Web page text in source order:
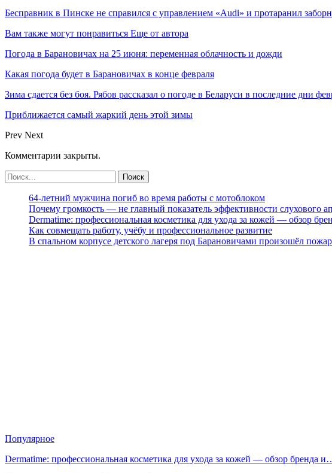
Бесправник в Пинске не справился с управлением «Audi» и протаранил
Вам также могут понравиться Еще от автора
Погода в Барановичах на 25 июня: переменная облачность и дожди
Какая погода будет в Барановичах в конце февраля
Зима сдается без боя. Рябов рассказал о погоде в Беларуси в последние дни
Приближается самый жаркий день этой зимы
Prev Next
Комментарии закрыты.
64-летний мужчина погиб во время работы с мотоблоком
Почему громкость — не главный показатель эффективности слухового
Dermatime: профессиональная косметика для ухода за кожей — обзор
Как совмещать работу, учёбу и профессиональное развитие
В спальном корпусе детского лагеря под Барановичами произошёл пожар
Популярное
Dermatime: профессиональная косметика для ухода за кожей — обзор бренда